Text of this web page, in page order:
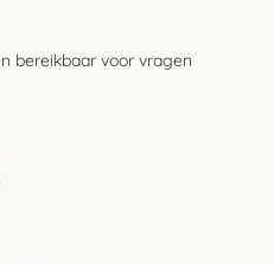
bereikbaar voor vragen